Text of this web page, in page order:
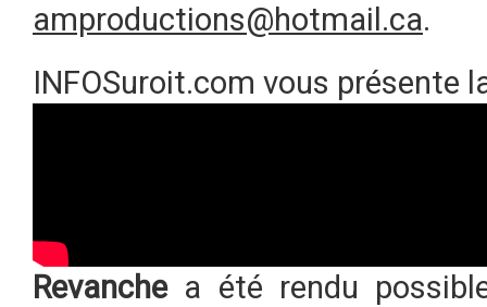
amproductions@hotmail.ca.
INFOSuroit.com vous présente
Revanchea été rendu